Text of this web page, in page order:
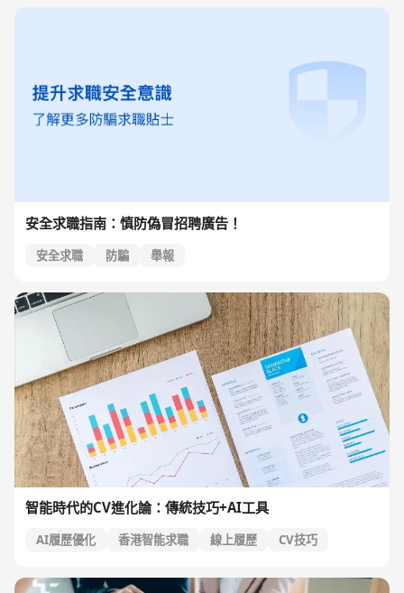
安全求職指南：慎防偽冒招聘廣告！
安全求職 防騙 舉報
智能時代的CV進化論：傳統技巧+AI工具
AI履歷優化 香港智能求職 線上履歷
CV技巧